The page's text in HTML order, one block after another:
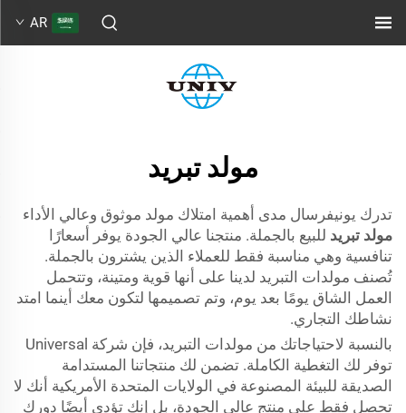
AR
مولد تبريد
تدرك يونيفرسال مدى أهمية امتلاك مولد موثوق وعالي الأداء
مولد تبريد للبيع بالجملة. منتجنا عالي الجودة يوفر أسعارًا
تنافسية وهي مناسبة فقط للعملاء الذين يشترون بالجملة.
تُصنف مولدات التبريد لدينا على أنها قوية ومتينة، وتتحمل
العمل الشاق يومًا بعد يوم، وتم تصميمها لتكون معك أينما امتد
نشاطك التجاري.
بالنسبة لاحتياجاتك من مولدات التبريد، فإن شركة Universal
توفر لك التغطية الكاملة. تضمن لك منتجاتنا المستدامة
الصديقة للبيئة المصنوعة في الولايات المتحدة الأمريكية أنك لا
تحصل فقط على منتج عالي الجودة، بل إنك تؤدي أيضًا دورك